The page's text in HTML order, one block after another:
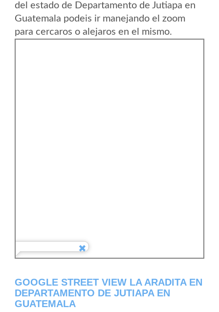
del estado de Departamento de Jutiapa en
Guatemala podeis ir manejando el zoom
para cercaros o alejaros en el mismo.
GOOGLE STREET VIEW LA ARADITA EN
DEPARTAMENTO DE JUTIAPA EN
GUATEMALA